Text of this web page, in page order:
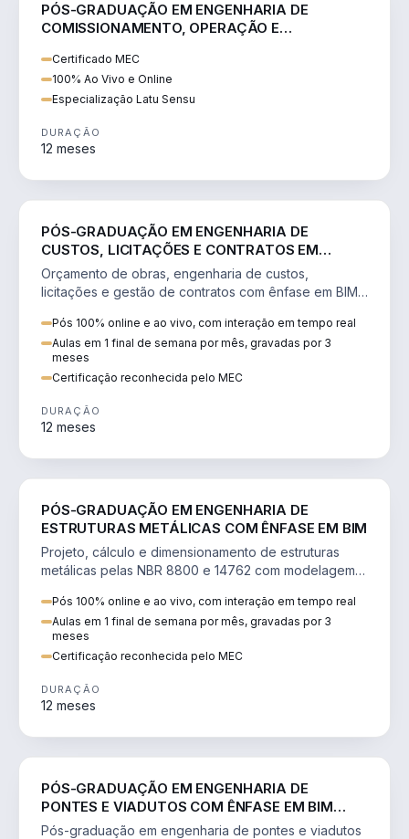
PÓS-GRADUAÇÃO EM ENGENHARIA DE
COMISSIONAMENTO, OPERAÇÃO E
Certificado MEC
100% Ao Vivo e Online
Especialização Latu Sensu
DURAÇÃO
12 meses
PÓS-GRADUAÇÃO EM ENGENHARIA DE
CUSTOS, LICITAÇÕES E CONTRATOS EM
PROJETOS E OBRAS COM ÊNFASE EM BIM
Orçamento de obras, engenharia de custos,
licitações e gestão de contratos com ênfase em BIM,
Pós 100% online e ao vivo, com interação em tempo real
Aulas em 1 final de semana por mês, gravadas por 3
meses
Certificação reconhecida pelo MEC
DURAÇÃO
12 meses
PÓS-GRADUAÇÃO EM ENGENHARIA DE
ESTRUTURAS METÁLICAS COM ÊNFASE EM BIM
Projeto, cálculo e dimensionamento de estruturas
metálicas pelas NBR 8800 e 14762 com modelagem
Pós 100% online e ao vivo, com interação em tempo real
Aulas em 1 final de semana por mês, gravadas por 3
meses
Certificação reconhecida pelo MEC
DURAÇÃO
12 meses
PÓS-GRADUAÇÃO EM ENGENHARIA DE
PONTES E VIADUTOS COM ÊNFASE EM BIM
(OAE)
Pós-graduação em engenharia de pontes e viadutos